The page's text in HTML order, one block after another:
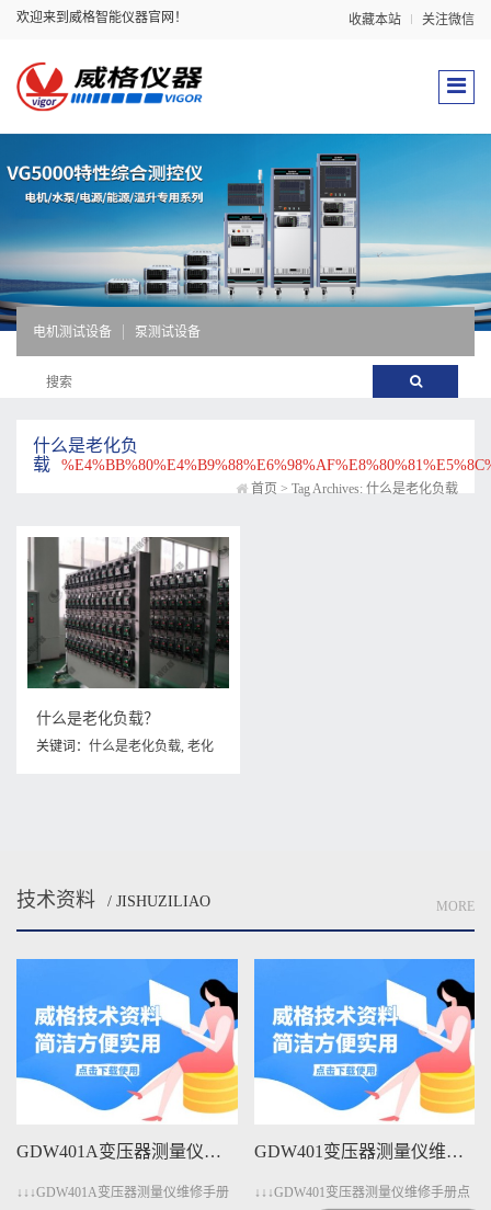
欢迎来到威格智能仪器官网！ 收藏本站 关注微信
电机测试设备 泵测试设备
什么是老化负
载
首页 > Tag Archives: 什么是老化负载
什么是老化负载？
关键词： 什么是老化负载, 老化
技术资料 / JISHUZILIAO MORE
GDW401A变压器测量仪维修手册下载
↓↓↓GDW401A变压器测量仪维修手册
GDW401变压器测量仪维修手册下载
↓↓↓GDW401变压器测量仪维修手册点